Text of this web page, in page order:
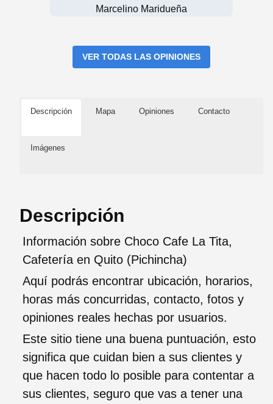
Marcelino Maridueña
VER TODAS LAS OPINIONES
Descripción Mapa Opiniones Contacto
Imágenes
Descripción
Información sobre Choco Cafe La Tita,
Cafetería en Quito (Pichincha)
Aquí podrás encontrar ubicación, horarios,
horas más concurridas, contacto, fotos y
opiniones reales hechas por usuarios.
Este sitio tiene una buena puntuación, esto
significa que cuidan bien a sus clientes y
que hacen todo lo posible para contentar a
sus clientes, seguro que vas a tener una